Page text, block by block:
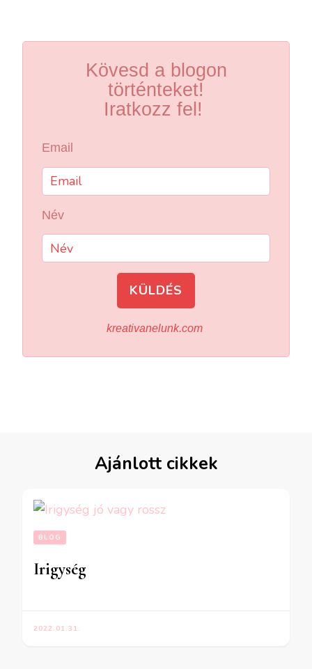
Kövesd a blogon
történteket!
Iratkozz fel!
Email
Név
KÜLDÉS
kreativanelunk.com
Ajánlott cikkek
BLOG
Irigység
2022.01.31.